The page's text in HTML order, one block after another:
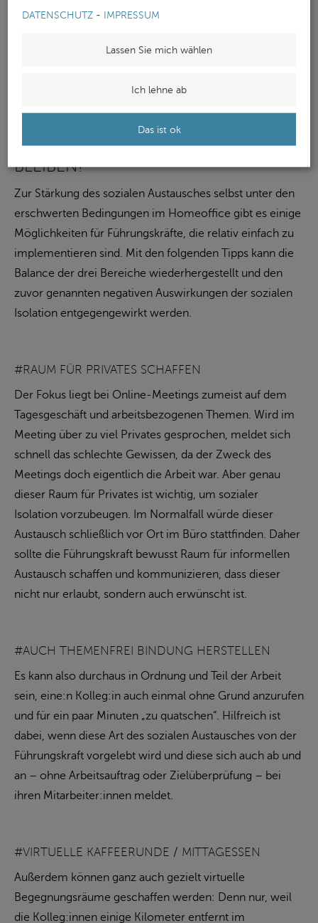
emotionale Erschöpfung.
WIE KANN DIE BALANCE ERHALTEN
BLEIBEN?
Zur Stärkung des sozialen Austausches selbst unter den
erschwerten Bedingungen im Homeoffice gibt es einige
Möglichkeiten für Führungskräfte, die relativ einfach zu
implementieren sind. Mit den folgenden Tipps kann die
Balance der drei Bereiche wiederhergestellt und den
zuvor genannten negativen Auswirkungen der sozialen
Isolation entgegengewirkt werden.
#RAUM FÜR PRIVATES SCHAFFEN
Der Fokus liegt bei Online-Meetings zumeist auf dem
Tagesgeschäft und arbeitsbezogenen Themen. Wird im
Meeting über zu viel Privates gesprochen, meldet sich
schnell das schlechte Gewissen, da der Zweck des
Meetings doch eigentlich die Arbeit war. Aber genau
dieser Raum für Privates ist wichtig, um sozialer
Isolation vorzubeugen. Im Normalfall würde dieser
Austausch schließlich vor Ort im Büro stattfinden. Daher
sollte die Führungskraft bewusst Raum für informellen
Austausch schaffen und kommunizieren, dass dieser
nicht nur erlaubt, sondern auch erwünscht ist.
#AUCH THEMENFREI BINDUNG HERSTELLEN
Es kann also durchaus in Ordnung und Teil der Arbeit
sein, eine:n Kolleg:in auch einmal ohne Grund anzurufen
und für ein paar Minuten „zu quatschen“. Hilfreich ist
dabei, wenn diese Art des sozialen Austausches von der
Führungskraft vorgelebt wird und diese sich auch ab und
an – ohne Arbeitsauftrag oder Zielüberprüfung – bei
ihren Mitarbeiter:innen meldet.
#VIRTUELLE KAFFEERUNDE / MITTAGESSEN
Außerdem können ganz auch gezielt virtuelle
Begegnungsräume geschaffen werden: Denn nur, weil
die Kolleg:innen einige Kilometer entfernt im
DATENSCHUTZ - IMPRESSUM
Lassen Sie mich wählen
Ich lehne ab
Das ist ok